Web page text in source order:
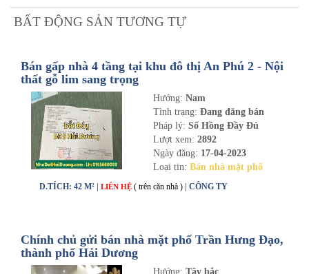
BẤT ĐỘNG SẢN TƯƠNG TỰ
Bán gấp nhà 4 tầng tại khu đô thị An Phú 2 - Nội
thất gỗ lim sang trọng
Hướng: Nam
Tình trạng: Đang đăng bán
Pháp lý: Sổ Hồng Đầy Đủ
Lượt xem: 2892
Ngày đăng: 17-04-2023
Loại tin: Bán nhà mặt phố
D.TÍCH: 42 M² | LIÊN HỆ ( trên căn nhà ) | CÔNG TY
Chính chủ gửi bán nhà mặt phố Trần Hưng Đạo,
thành phố Hải Dương
Hướng: Tây bắc